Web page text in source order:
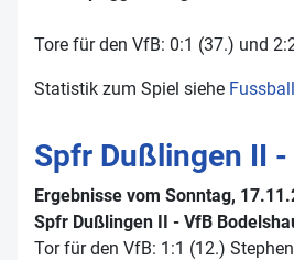
Tore für den VfB: 0:1 (37.) und
Statistik zum Spiel siehe
Spfr Dußlingen II
Ergebnisse vom Sonntag,
Spfr Dußlingen II - VfB
Tor für den VfB: 1:1 (12.)